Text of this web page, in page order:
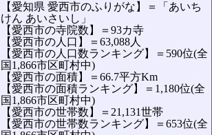
【愛知県 愛西市のふりがな】＝「あいち
けん あいさいし」
【愛西市の寺院数】＝93カ寺
【愛西市の人口】＝63,088人
【愛西市の人口数ランキング】＝590位(全
国1,866市区町村中)
【愛西市の面積】＝66.7平方Km
【愛西市の面積ランキング】＝1,180位(全
国1,866市区町村中)
【愛西市の世帯数】＝21,131世帯
【愛西市の世帯数ランキング】＝653位(全